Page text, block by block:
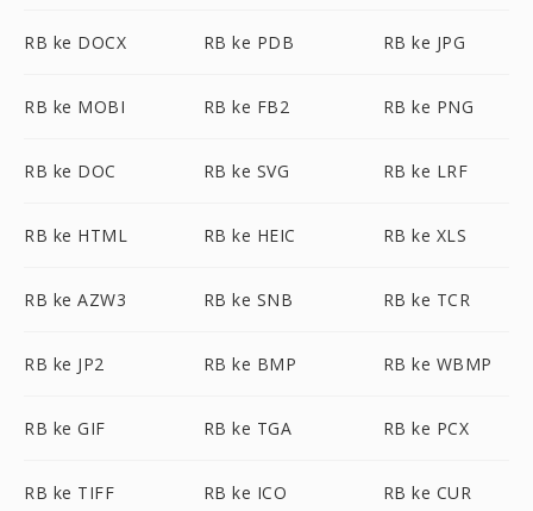
RB ke DOCX RB ke PDB RB ke JPG
RB ke MOBI RB ke FB2 RB ke PNG
RB ke DOC RB ke SVG RB ke LRF
RB ke HTML RB ke HEIC RB ke XLS
RB ke AZW3 RB ke SNB RB ke TCR
RB ke JP2 RB ke BMP RB ke WBMP
RB ke GIF RB ke TGA RB ke PCX
RB ke TIFF RB ke ICO RB ke CUR